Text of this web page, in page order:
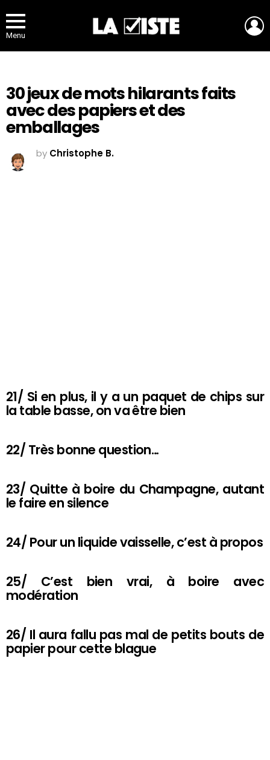
Menu
30 jeux de mots hilarants faits
avec des papiers et des
emballages
by Christophe B.
21/ Si en plus, il y a un paquet de chips sur
la table basse, on va être bien
22/ Très bonne question…
23/ Quitte à boire du Champagne, autant
le faire en silence
24/ Pour un liquide vaisselle, c’est à propos
25/ C’est bien vrai, à boire avec
modération
26/ Il aura fallu pas mal de petits bouts de
papier pour cette blague